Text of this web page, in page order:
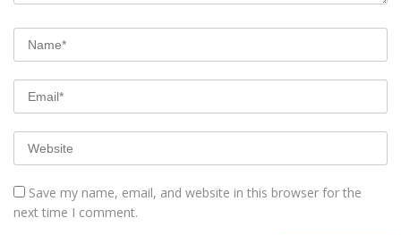
Save my name, email, and website in this browser for the
next time I comment.